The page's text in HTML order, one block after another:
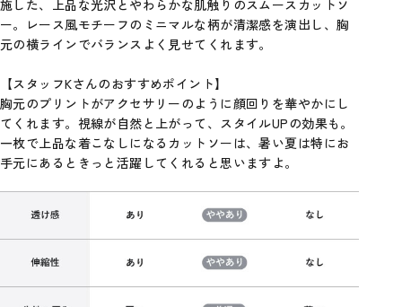
施した、上品な光沢とやわらかな肌触りのスムースカットソ
ー。レース風モチーフのミニマルな柄が清潔感を演出し、胸
元の横ラインでバランスよく見せてくれます。
【スタッフKさんのおすすめポイント】
胸元のプリントがアクセサリーのように顔回りを華やかにし
てくれます。視線が自然と上がって、スタイルUPの効果も。
一枚で上品な着こなしになるカットソーは、暑い夏は特にお
手元にあるときっと活躍してくれると思いますよ。